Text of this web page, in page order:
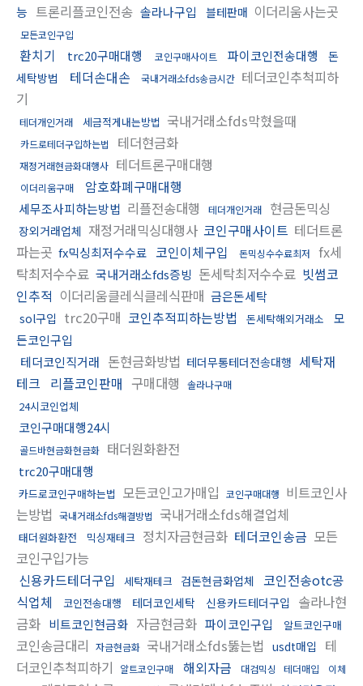
능 트론리플코인전송 솔라나구입 블테판매 이더리움사는곳
모든코인구입
환치기 trc20구매대행 코인구매사이트 파이코인전송대행
돈
세탁방법
테더손대손 국내거래소fds송금시간 테더코인추척피하
기
테더개인거래 세금적게내는방법 국내거래소fds막혔을때
카드로테더구입하는법 테더현금화
재정거래현금화대행사 테더트론구매대행
이더리움구매 암호화폐구매대행
세무조사피하는방법 리플전송대행 테더개인거래 현금돈믹싱
장외거래업체 재정거래믹싱대행사 코인구매사이트 테더트론
파는곳 fx믹싱최저수수료 코인이체구입 돈믹싱수수료최저
fx세
탁최저수수료 국내거래소fds증빙 돈세탁최저수수료 빗썸코
인추적 이더리움클레식클레식판매 금은돈세탁
sol구입 trc20구매 코인추적피하는방법 돈세탁해외거래소
모
든코인구입
테더코인직거래 돈현금화방법 테더무통테더전송대행 세탁재
테크 리플코인판매 구매대행 솔라나구매
24시코인업체
코인구매대행24시
골드바현금화현금화 태더원화환전
trc20구매대행
카드로코인구매하는법 모든코인고가매입 코인구매대행 비트코인사
는방법 국내거래소fds해결방법 국내거래소fds해결업체
태더원화환전 믹싱재테크 정치자금현금화 테더코인송금 모든
코인구입가능
신용카드테더구입
세탁재테크 검돈현금화업체 코인전송otc공
식업체
코인전송대행 테더코인세탁 신용카드테더구입
솔라나현
금화 비트코인현금화 자금현금화 파이코인구입 알트코인구매
코인송금대리 자금현금화 국내거래소fds뚫는법 usdt매입
테
더코인추척피하기
알트코인구매 해외자금 대검믹싱 테더매입
이체